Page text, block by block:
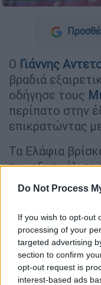
Do Not Process
If you wish to opt-out
processing of your
targeted advertising
section to confirm
opt-out request is
interest-based ads
Ο Γιάννης
βραδιά
οδήγησε τους
περίπατο στην
επικρατώντας
Τα Ελάφια
την
season του
NBA
και 26-14 εκτός
νίκη στα τρία
ήττα των
το απόλυτο
οι Νάγκετς που
Δύσης έχουν